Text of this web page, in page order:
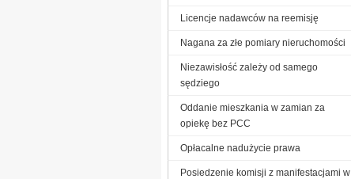
Licencje nadawców na reemisję
Nagana za złe pomiary nieruchomości
Niezawisłość zależy od samego
sędziego
Oddanie mieszkania w zamian za
opiekę bez PCC
Opłacalne nadużycie prawa
Posiedzenie komisji z manifestacjami w